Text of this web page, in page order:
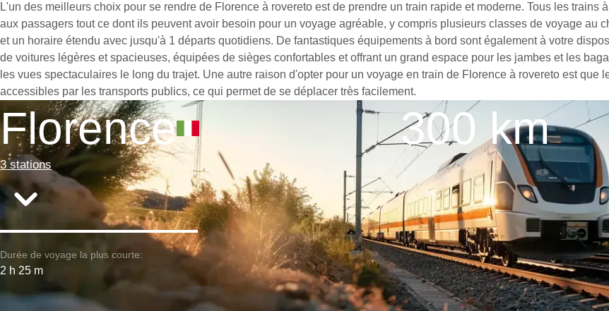
L'un des meilleurs choix pour se rendre de Florence à rovereto est de prendre un train rapide et moderne. Tous les
aux passagers tout ce dont ils peuvent avoir besoin pour un voyage agréable, y compris plusieurs classes de voyage au
et un horaire étendu avec jusqu'à 1 départs quotidiens. De fantastiques équipements à bord sont également à votre
de voitures légères et spacieuses, équipées de sièges confortables et offrant un grand espace pour les jambes et les
les vues spectaculaires le long du trajet. Une autre raison d'opter pour un voyage en train de Florence à rovereto est
accessibles par les transports publics, ce qui permet de se déplacer très facilement.
Florence
3 stations
300 km
Durée de voyage la plus courte:
2 h 25 m